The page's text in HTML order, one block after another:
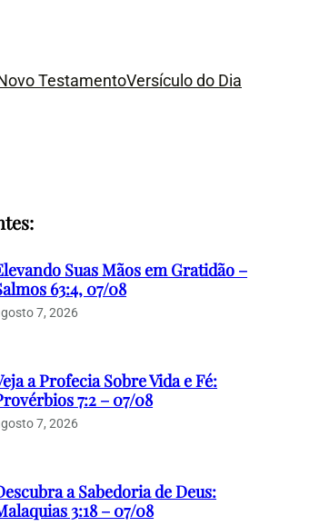
TestamentoVersículo do Dia
Suas Mãos em Gratidão –
63:4, 07/08
7, 2026
a Profecia Sobre Vida e Fé:
7:2 – 07/08
7, 2026
a Sabedoria de Deus:
3:18 – 07/08